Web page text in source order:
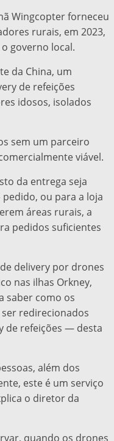
Wingcopter forneceu
rurais, em 2023,
governo local.
da China, um
de refeições
idosos, isolados
sem um parceiro
viável.
da entrega seja
ou para a loja
áreas rurais, a
pedidos suficientes
delivery por drones
nas ilhas Orkney,
saber como os
redirecionados
de refeições — desta
além dos
este é um serviço
o diretor da
quando os drones